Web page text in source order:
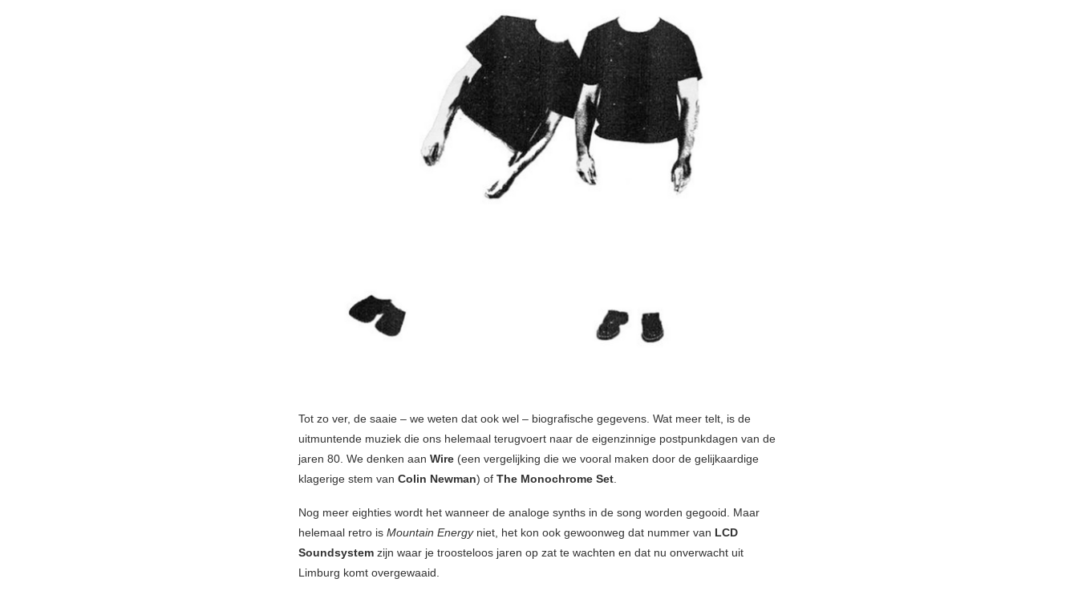
Tot zo ver, de saaie – we weten dat ook wel – biografische gegevens. Wat meer telt, is de
uitmuntende muziek die ons helemaal terugvoert naar de eigenzinnige postpunkdagen van de
jaren 80. We denken aan Wire (een vergelijking die we vooral maken door de gelijkaardige
klagerige stem van Colin Newman) of The Monochrome Set.
Nog meer eighties wordt het wanneer de analoge synths in de song worden gegooid. Maar
helemaal retro is Mountain Energyniet, het kon ook gewoonweg dat nummer van LCD
Soundsystem zijn waar je troosteloos jaren op zat te wachten en dat nu onverwacht uit
Limburg komt overgewaaid.